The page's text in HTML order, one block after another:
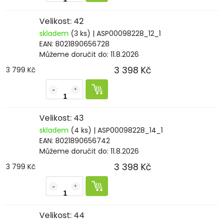
Velikost: 42
skladem (3 ks) | ASP00098228_12_1
EAN: 8021890656728
Můžeme doručit do: 11.8.2026
3 799 Kč
3 398 Kč
Velikost: 43
skladem (4 ks) | ASP00098228_14_1
EAN: 8021890656742
Můžeme doručit do: 11.8.2026
3 799 Kč
3 398 Kč
Velikost: 44